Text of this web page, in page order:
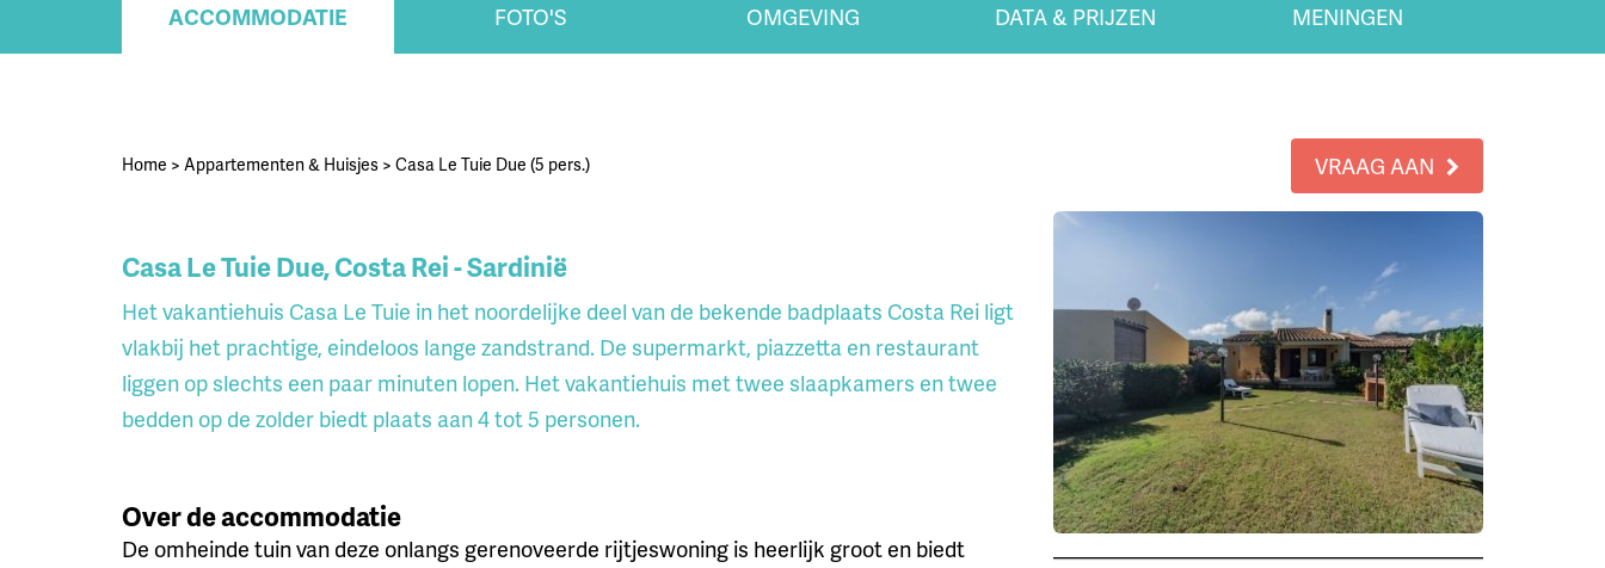
ACCOMMODATIE FOTO'S OMGEVING DATA & PRIJZEN MENINGEN
Home > Appartementen & Huisjes > Casa Le Tuie Due (5 pers.) VRAAG AAN
Casa Le Tuie Due, Costa Rei - Sardinië
Het vakantiehuis Casa Le Tuie in het noordelijke deel van de bekende badplaats Costa Rei ligt
vlakbij het prachtige, eindeloos lange zandstrand. De supermarkt, piazzetta en restaurant
liggen op slechts een paar minuten lopen. Het vakantiehuis met twee slaapkamers en twee
bedden op de zolder biedt plaats aan 4 tot 5 personen.
Over de accommodatie
De omheinde tuin van deze onlangs gerenoveerde rijtjeswoning is heerlijk groot en biedt